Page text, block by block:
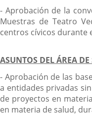
- Aprobación de la
Muestras de Teatro
centros cívicos durante
ASUNTOS DEL ÁREA DE
- Aprobación de las
a entidades privadas
de proyectos en
en materia de salud,